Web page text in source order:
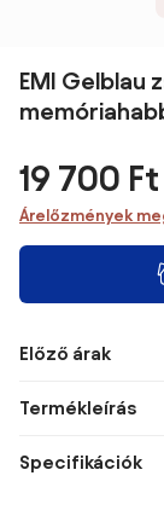
EMI Gelblau
19 700 Ft
Árelőzmények
Előző árak
Termékleírás
Specifikációk